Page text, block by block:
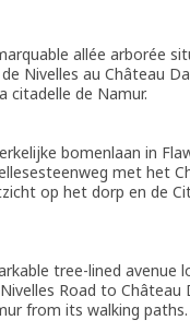
allée arborée
Nivelles au Château
citadelle de Namur.
bomenlaan in
met het
op het dorp en de
tree-lined
Road to
from its walking paths.